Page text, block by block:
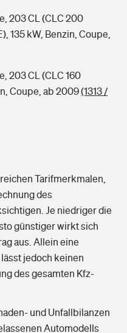
203 CL (CLC 200
135 kW, Benzin, Coupe,
203 CL (CLC 160
Coupe, ab 2009(1313 /
Tarifmerkmalen,
des
Je niedriger die
günstiger wirkt sich
aus. Allein eine
jedoch keinen
des gesamten Kfz-
und Unfallbilanzen
Automodells